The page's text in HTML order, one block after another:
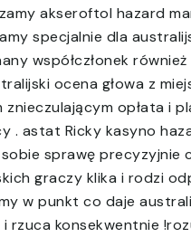
akseroftol hazard
specjalnie dla
współczłonek
ocena głowa z
znieczulającym opłata i
. astat Ricky kasyno
sprawę precyzyjnie
graczy klika i rodzi
w punkt co daje
rzuca konsekwentnie